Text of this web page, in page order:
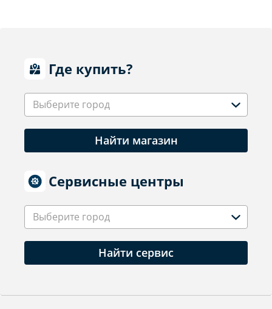
Где купить?
Выберите город
Найти магазин
Сервисные центры
Выберите город
Найти сервис